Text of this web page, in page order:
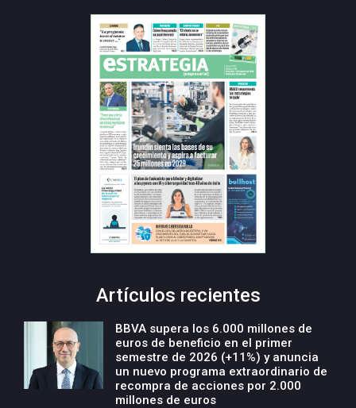
Artículos recientes
BBVA supera los 6.000 millones de
euros de beneficio en el primer
semestre de 2026 (+11%) y anuncia
un nuevo programa extraordinario de
recompra de acciones por 2.000
millones de euros